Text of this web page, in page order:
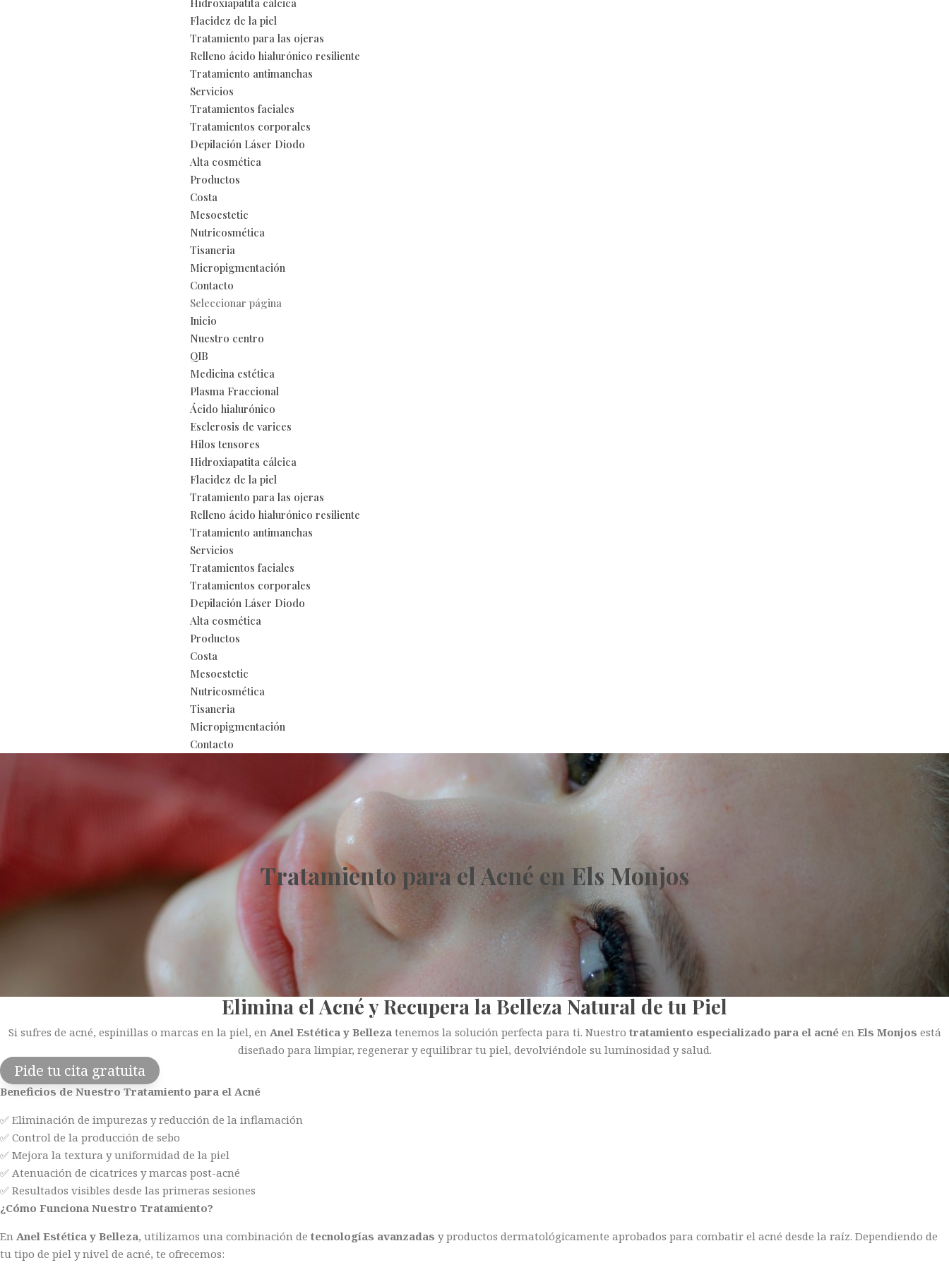
Hidroxiapatita cálcica
Flacidez de la piel
Tratamiento para las ojeras
Relleno ácido hialurónico resiliente
Tratamiento antimanchas
Servicios
Tratamientos faciales
Tratamientos corporales
Depilación Láser Diodo
Alta cosmética
Productos
Costa
Mesoestetic
Nutricosmética
Tisaneria
Micropigmentación
Contacto
Seleccionar página
Inicio
Nuestro centro
QIB
Medicina estética
Plasma Fraccional
Ácido hialurónico
Esclerosis de varices
Hilos tensores
Hidroxiapatita cálcica
Flacidez de la piel
Tratamiento para las ojeras
Relleno ácido hialurónico resiliente
Tratamiento antimanchas
Servicios
Tratamientos faciales
Tratamientos corporales
Depilación Láser Diodo
Alta cosmética
Productos
Costa
Mesoestetic
Nutricosmética
Tisaneria
Micropigmentación
Contacto
Tratamiento para el Acné en Els Monjos
Elimina el Acné y Recupera la Belleza Natural de tu Piel
Si sufres de acné, espinillas o marcas en la piel, en Anel Estética y Bellezatenemos la solución perfecta para ti. Nuestro tratamiento especializado para el acnéen Els Monjos está
diseñado para limpiar, regenerar y equilibrar tu piel, devolviéndole su luminosidad y salud.
Pide tu cita gratuita
Beneficios de Nuestro Tratamiento para el Acné
✅ Eliminación de impurezas y reducción de la inflamación
✅ Control de la producción de sebo
✅ Mejora la textura y uniformidad de la piel
✅ Atenuación de cicatrices y marcas post-acné
✅ Resultados visibles desde las primeras sesiones
¿Cómo Funciona Nuestro Tratamiento?
En Anel Estética y Belleza, utilizamos una combinación de tecnologías avanzadas y productos dermatológicamente aprobados para combatir el acné desde la raíz. Dependiendo de
tu tipo de piel y nivel de acné, te ofrecemos: